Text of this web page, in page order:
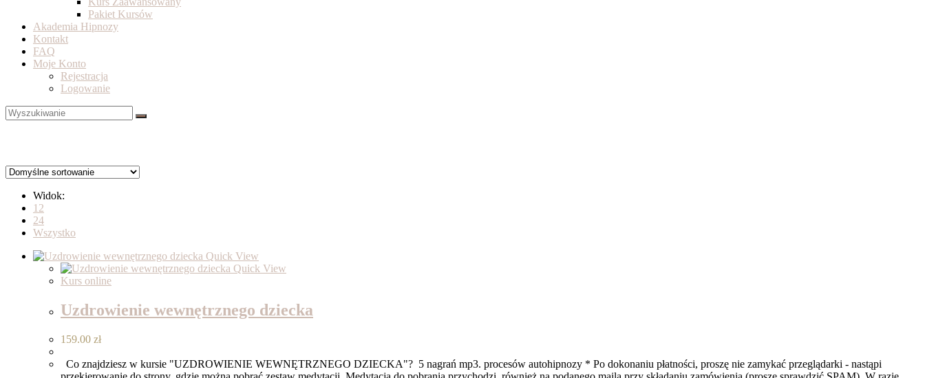
Pakiet Kursów
Akademia Hipnozy
Kontakt
FAQ
Moje Konto
Rejestracja
Logowanie
Widok:
12
24
Wszystko
Quick View
Quick View
Kurs online
Uzdrowienie wewnętrznego dziecka
159.00 zł
Co znajdziesz w kursie "UZDROWIENIE WEWNĘTRZNEGO DZIECKA"? 5 nagrań mp3. procesów autohipnozy * Po dokonaniu płatności, proszę nie zamykać przeglądarki - nastąpi